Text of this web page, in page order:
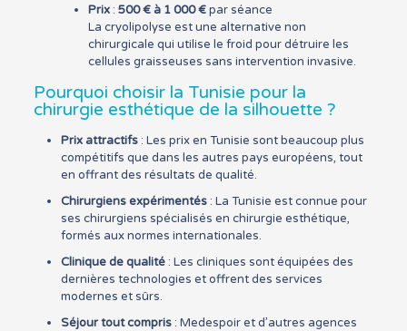
Prix: 500 € à 1 000 €par séance
La cryolipolyse est une alternative non
chirurgicale qui utilise le froid pour détruire les
cellules graisseuses sans intervention invasive.
Pourquoi choisir la Tunisie pour la
chirurgie esthétique de la silhouette ?
Prix attractifs: Les prix en Tunisie sont beaucoup plus
compétitifs que dans les autres pays européens, tout
en offrant des résultats de qualité.
Chirurgiens expérimentés: La Tunisie est connue pour
ses chirurgiens spécialisés en chirurgie esthétique,
formés aux normes internationales.
Clinique de qualité: Les cliniques sont équipées des
dernières technologies et offrent des services
modernes et sûrs.
Séjour tout compris: Medespoir et d’autres agences